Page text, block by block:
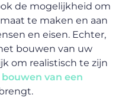
de mogelijkheid om
te maken en aan
en eisen. Echter,
bouwen van uw
om realistisch te zijn
bouwen van een